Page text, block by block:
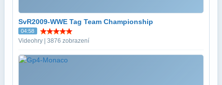
SvR2009-WWE Tag Team Championship
04:58
Videohry | 3876 zobrazení